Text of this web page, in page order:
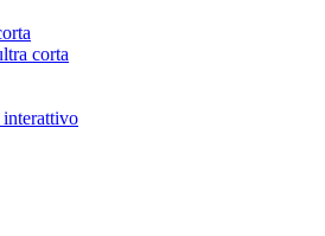
corta
interattivo